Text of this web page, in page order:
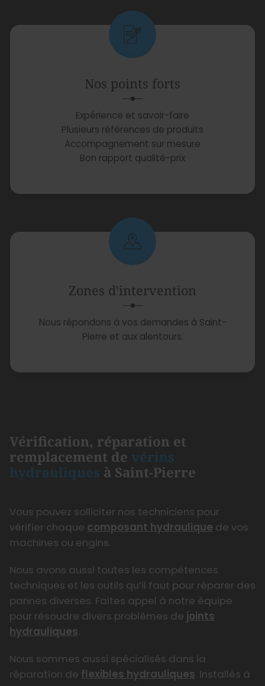
Nos points forts
Expérience et savoir-faire
Plusieurs références de produits
Accompagnement sur mesure
Bon rapport qualité-prix
Zones d'intervention
Nous répondons à vos demandes à Saint-
Pierre et aux alentours.
Vérification, réparation et
remplacement de vérins
hydrauliques à Saint-Pierre
Vous pouvez solliciter nos techniciens pour
vérifier chaque composant hydraulique de vos
machines ou engins.
Nous avons aussi toutes les compétences
techniques et les outils qu’il faut pour réparer des
pannes diverses. Faites appel à notre équipe
pour résoudre divers problèmes de joints
hydrauliques.
Nous sommes aussi spécialisés dans la
réparation de flexibles hydrauliques. Installés à